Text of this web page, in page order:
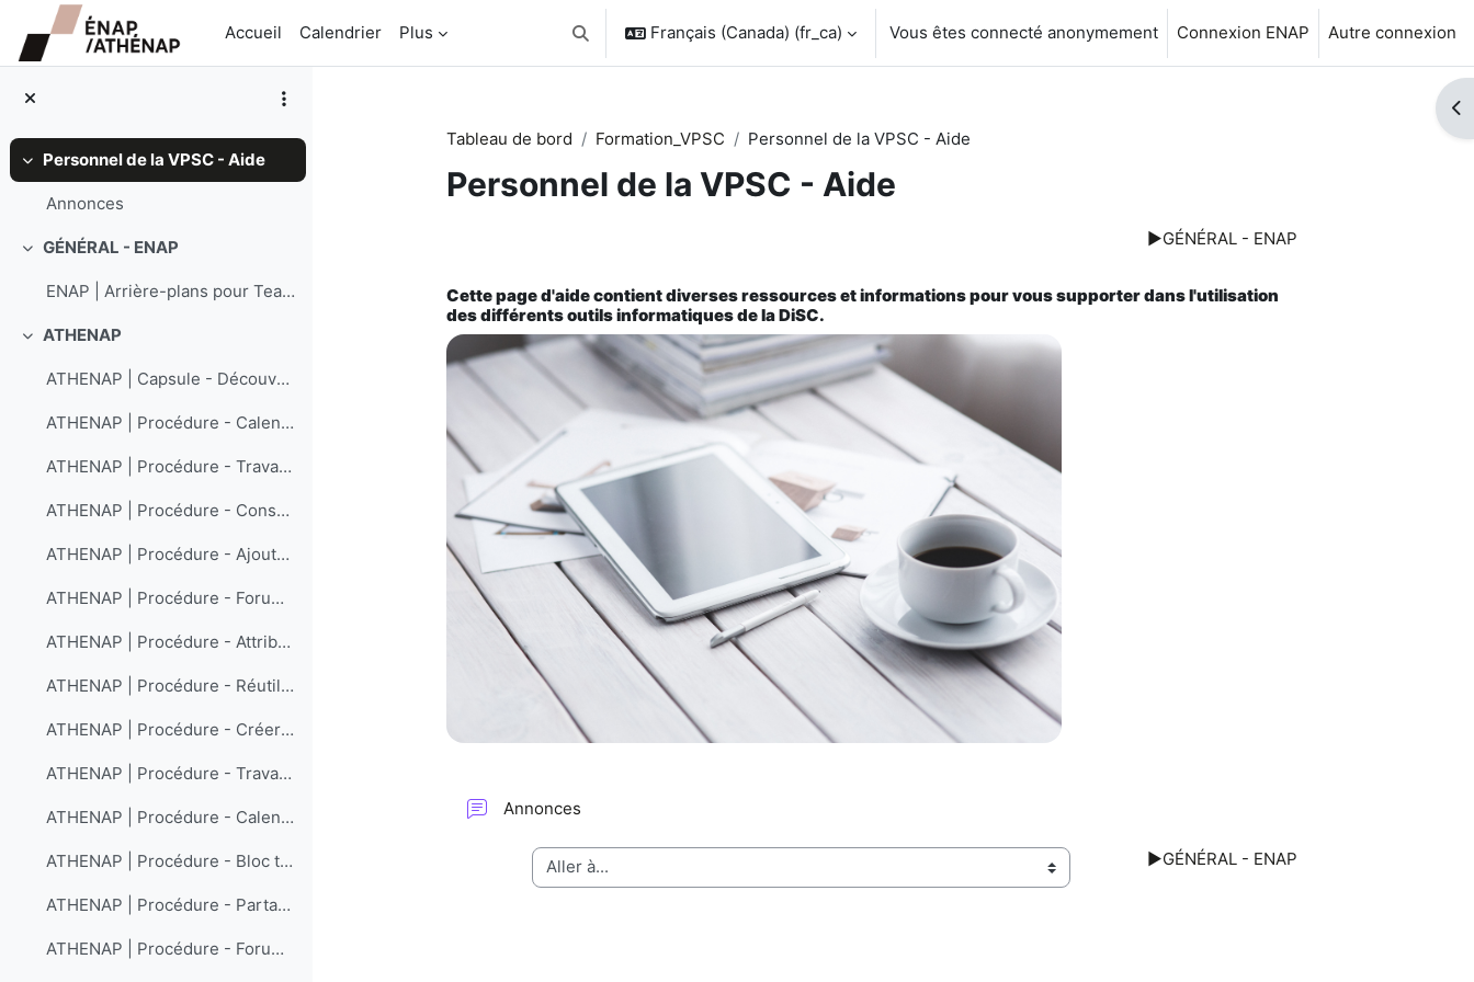
Passer au contenu principal
Accueil
Calendrier Plus Activer/désactiver la saisie de recherche
Français (Canada) ‎(fr_ca)‎ Vous êtes connecté anonymement Connexion ENAP Autre connexion
Replier
Personnel de la VPSC - Aide
Annonces
Replier
GÉNÉRAL - ENAP
ENAP | Arrière-plans pour Teams et Zoom
Replier
ATHENAP
ATHENAP | Capsule - Découvrir Athenap (Durée : 8 min)
ATHENAP | Procédure - Calendrier de rencontres individuelles : Récupérer ou modifier
ATHENAP | Procédure - Travail à compléter : Consulter, évaluer ou octroyer une prolongation
ATHENAP | Procédure - Consulter un document
ATHENAP | Procédure - Ajouter un fichier
ATHENAP | Procédure - Forum : Abonnement, désabonnement et notifications
ATHENAP | Procédure - Attribuer des sous-groupes aux participants et participantes
ATHENAP | Procédure - Réutiliser le contenu d'un cours
ATHENAP | Procédure - Créer une rencontre Zoom
ATHENAP | Procédure - Travail à compléter : Créer
ATHENAP | Procédure - Calendrier de rencontres individuelles : Créer un calendrier
ATHENAP | Procédure - Bloc texte : Créer et configurer
ATHENAP | Procédure - Partager l'accès à la bibliothèque vidéo Panopto d'un cours modèle à une cohorte
ATHENAP | Procédure - Forum : Créer
Tableau de bord
Formation_VPSC Personnel de la VPSC - Aide
Personnel de la VPSC - Aide
▶︎GÉNÉRAL - ENAP
Cette page d'aide contient diverses ressources et informations pour vous supporter dans l'utilisation
des différents outils informatiques de la DiSC.
Annonces
▶︎GÉNÉRAL - ENAP